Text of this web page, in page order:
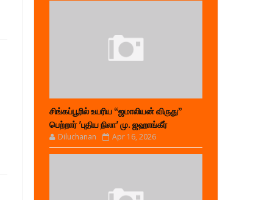
சிங்கப்பூரில் உயரிய “ஜமாலியன் விருது”
பெற்றார் 'புதிய நிலா' மு. ஜஹாங்கீர்
Diluchanan Apr 16, 2026